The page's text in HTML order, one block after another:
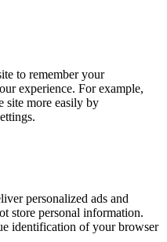
to remember your
experience. For example,
site more easily by
personalized ads and
store personal information.
identification of your browser